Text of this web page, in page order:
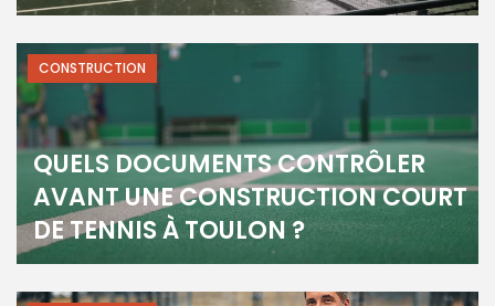
QUELS DOCUMENTS CONTRÔLER
AVANT UNE CONSTRUCTION COURT
DE TENNIS À TOULON ?
CONSTRUCTION